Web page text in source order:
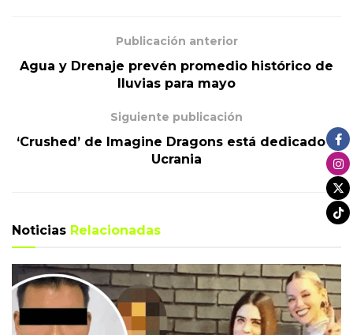
Publicación anterior
Agua y Drenaje prevén promedio histórico de
lluvias para mayo
Siguiente publicación
‘Crushed’ de Imagine Dragons está dedicado a
Ucrania
Noticias Relacionadas